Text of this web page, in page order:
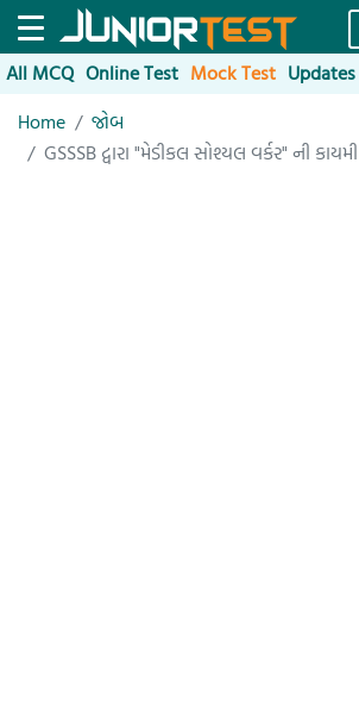
All MCQ Online Test Mock Test Updates
Home
જોબ
GSSSB દ્વારા "મેડીકલ સોશ્યલ વર્કર" ની